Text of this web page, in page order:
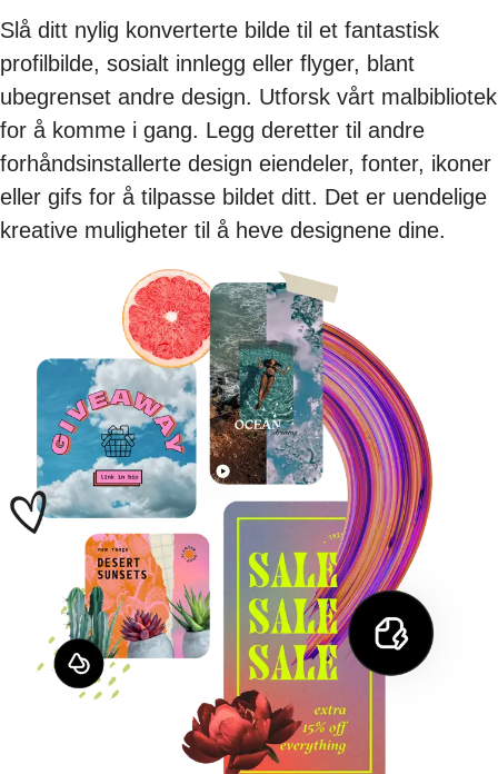
Slå ditt nylig konverterte bilde til et fantastisk
profilbilde, sosialt innlegg eller flyger, blant
ubegrenset andre design. Utforsk vårt malbibliotek
for å komme i gang. Legg deretter til andre
forhåndsinstallerte design eiendeler, fonter, ikoner
eller gifs for å tilpasse bildet ditt. Det er uendelige
kreative muligheter til å heve designene dine.